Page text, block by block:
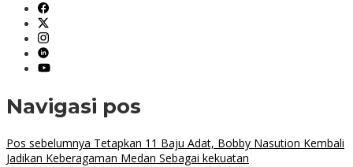
Navigasi pos
Pos sebelumnya Tetapkan 11 Baju Adat, Bobby Nasution Kembali
Jadikan Keberagaman Medan Sebagai kekuatan